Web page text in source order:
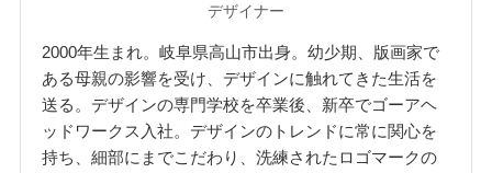
デザイナー
2000年生まれ。岐阜県高山市出身。幼少期、版画家で
ある母親の影響を受け、デザインに触れてきた生活を
送る。デザインの専門学校を卒業後、新卒でゴーアヘ
ッドワークス入社。デザインのトレンドに常に関心を
持ち、細部にまでこだわり、洗練されたロゴマークの